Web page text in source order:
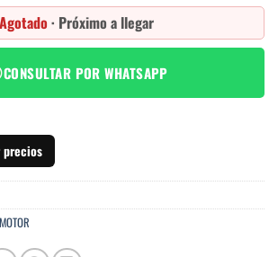
Agotado · Próximo a llegar
CONSULTAR POR WHATSAPP
precios